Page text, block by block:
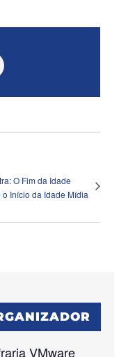
Pinterest
O Fim da Idade
o Início da Idade Mídia
VMware